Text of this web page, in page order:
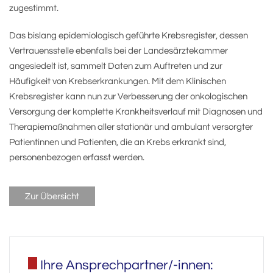
zugestimmt.
Das bislang epidemiologisch geführte Krebsregister, dessen
Vertrauensstelle ebenfalls bei der Landesärztekammer
angesiedelt ist, sammelt Daten zum Auftreten und zur
Häufigkeit von Krebserkrankungen. Mit dem Klinischen
Krebsregister kann nun zur Verbesserung der onkologischen
Versorgung der komplette Krankheitsverlauf mit Diagnosen und
Therapiemaßnahmen aller stationär und ambulant versorgter
Patientinnen und Patienten, die an Krebs erkrankt sind,
personenbezogen erfasst werden.
Zur Übersicht
Ihre Ansprechpartner/-innen: